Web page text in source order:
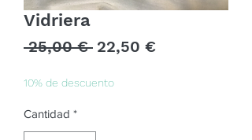
Vidriera
25,00 € Precio
22,50 €Precio
10% de descuento
Cantidad *